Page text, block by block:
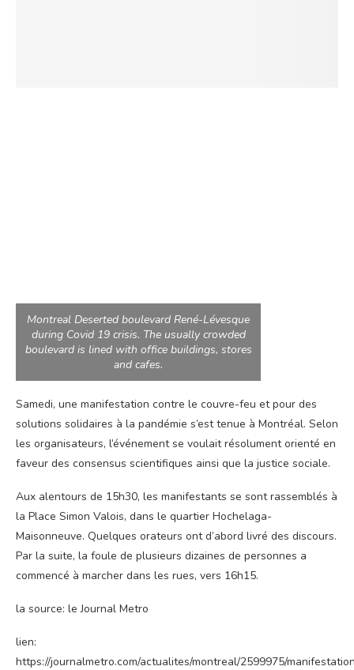
Montreal Deserted boulevard René-Lévesque
during Covid 19 crisis. The usually crowded
boulevard is lined with office buildings, stores
and cafes.
Samedi, une manifestation contre le couvre-feu et pour des
solutions solidaires à la pandémie s’est tenue à Montréal. Selon
les organisateurs, l’événement se voulait résolument orienté en
faveur des consensus scientifiques ainsi que la justice sociale.
Aux alentours de 15h30, les manifestants se sont rassemblés à
la Place Simon Valois, dans le quartier Hochelaga-
Maisonneuve. Quelques orateurs ont d’abord livré des discours.
Par la suite, la foule de plusieurs dizaines de personnes a
commencé à marcher dans les rues, vers 16h15.
la source: le Journal Metro
lien:
https://journalmetro.com/actualites/montreal/2599975/